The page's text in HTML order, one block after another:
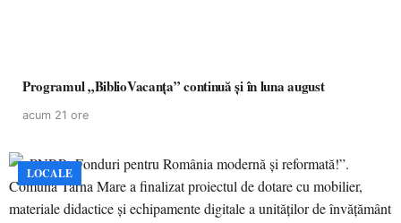
Programul „BiblioVacanța” continuă și în luna august
acum 21 ore
LOCALE